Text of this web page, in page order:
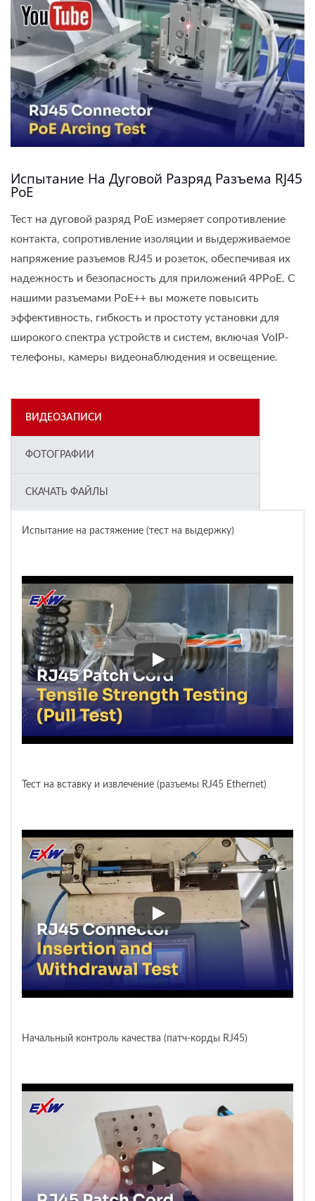
Испытание На Дуговой Разряд Разъема RJ45
PoE
Тест на дуговой разряд PoE измеряет сопротивление
контакта, сопротивление изоляции и выдерживаемое
напряжение разъемов RJ45 и розеток, обеспечивая их
надежность и безопасность для приложений 4PPoE. С
нашими разъемами PoE++ вы можете повысить
эффективность, гибкость и простоту установки для
широкого спектра устройств и систем, включая VoIP-
телефоны, камеры видеонаблюдения и освещение.
ВИДЕОЗАПИСИ
ФОТОГРАФИИ
СКАЧАТЬ ФАЙЛЫ
Испытание на растяжение (тест на выдержку)
Испытание на растяжение
Тест на вставку и извлечение (разъемы RJ45 Ethernet)
Тест на вставку и
Начальный контроль качества (патч-корды RJ45)
Начальный контроль